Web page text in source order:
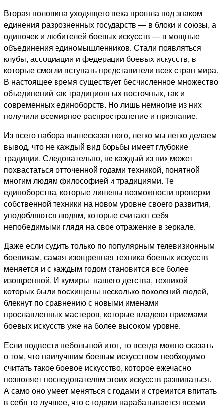
Вторая половина уходящего века прошла под знаком
единения разрозненных государств — в блоки и союзы, а
одиночек и любителей боевых искусств — в мощные
объединения единомышленников. Стали появляться
клубы, ассоциации и федерации боевых искусств, в
которые смогли вступать представители всех стран мира.
В настоящее время существует бесчисленное множество
объединений как традиционных восточных, так и
современных единоборств. Но лишь немногие из них
получили всемирное распространение и признание.
Из всего набора вышесказанного, легко мы легко делаем
вывод, что не каждый вид борьбы имеет глубокие
традиции. Следовательно, не каждый из них может
похвастаться отточенной годами техникой, понятной
многим людям философией и традициями. Те
единоборства, которые лишены возможности проверки
собственной техники на новом уровне своего развития,
уподобляются людям, которые считают себя
непобедимыми глядя на свое отражение в зеркале.
Даже если судить только по популярным телевизионным
боевикам, самая изощренная техника боевых искусств
меняется и с каждым годом становится все более
изощренной. И кумиры нашего детства, техникой
которых были восхищены несколько поколений людей,
блекнут по сравнению с новыми именами
прославленных мастеров, которые владеют приемами
боевых искусств уже на более высоком уровне.
Если подвести небольшой итог, то всегда можно сказать
о том, что наилучшим боевым искусством необходимо
считать такое боевое искусство, которое ежечасно
позволяет последователям этоих искусств развиваться.
А само оно умеет меняться с годами и стремится впитать
в себя то лучшее, что с годами нарабатывается всеми